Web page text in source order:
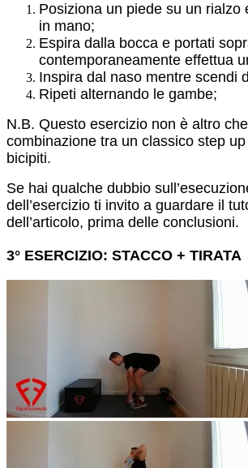
Posiziona un piede su un rialzo
in mano;
Espira dalla bocca e portati
contemporaneamente effettua
Inspira dal naso mentre scendi
Ripeti alternando le gambe;
N.B. Questo esercizio non è altro
combinazione tra un classico step
bicipiti.
Se hai qualche dubbio
dell’esercizio ti invito a guardare il
dell’articolo, prima delle conclusioni.
3° ESERCIZIO: STACCO + TIRATA